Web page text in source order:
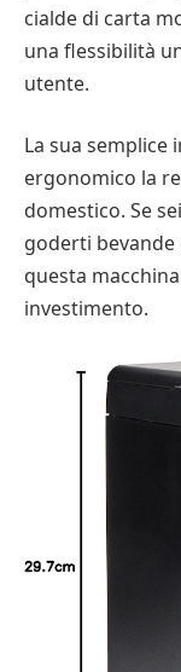
cialde di carta
una flessibilità
utente.
La sua semplice
ergonomico la
domestico. Se
goderti bevande
questa
investimento.